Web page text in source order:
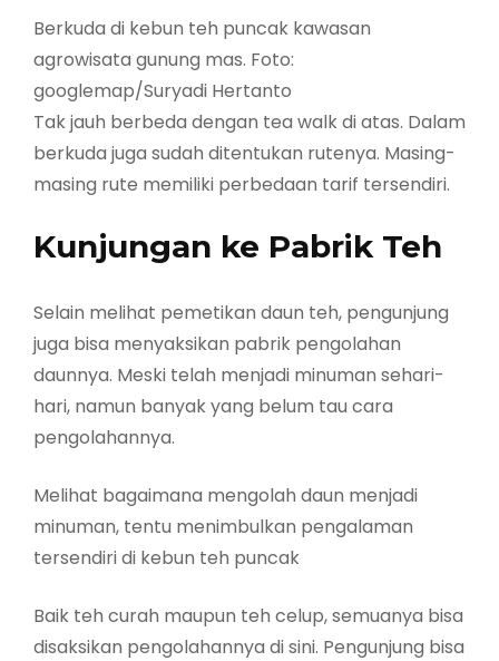
Berkuda di kebun teh puncak kawasan
agrowisata gunung mas. Foto:
googlemap/Suryadi Hertanto
Tak jauh berbeda dengan tea walk di atas. Dalam
berkuda juga sudah ditentukan rutenya. Masing-
masing rute memiliki perbedaan tarif tersendiri.
Kunjungan ke Pabrik Teh
Selain melihat pemetikan daun teh, pengunjung
juga bisa menyaksikan pabrik pengolahan
daunnya. Meski telah menjadi minuman sehari-
hari, namun banyak yang belum tau cara
pengolahannya.
Melihat bagaimana mengolah daun menjadi
minuman, tentu menimbulkan pengalaman
tersendiri di kebun teh puncak
Baik teh curah maupun teh celup, semuanya bisa
disaksikan pengolahannya di sini. Pengunjung bisa